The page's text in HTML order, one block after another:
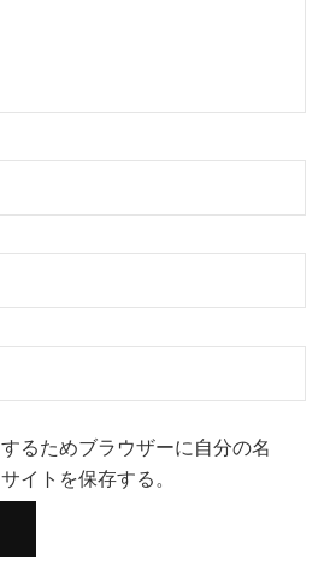
るためブラウザーに自分の名
イトを保存する。